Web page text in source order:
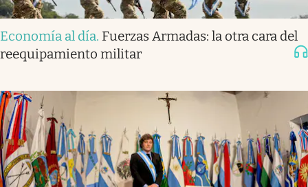
Economía al día. Fuerzas Armadas: la otra cara del
reequipamiento militar